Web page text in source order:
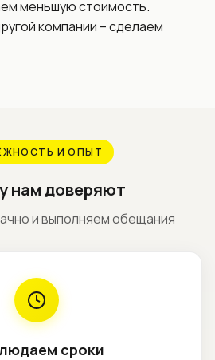
меньшую стоимость.
компании – сделаем
И ОПЫТ
нам доверяют
и выполняем обещания
сроки